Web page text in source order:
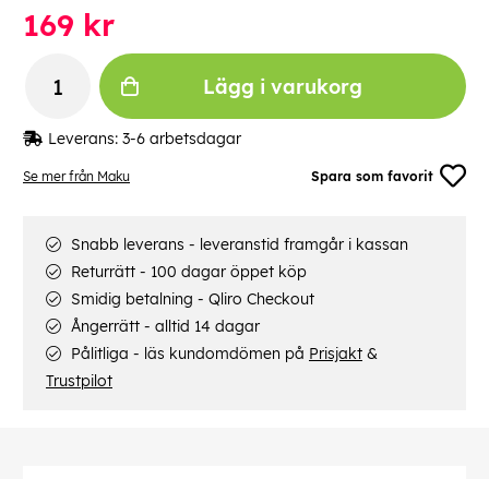
Se mer från Maku Spara som favorit
169 kr
Lägg i varukorg
Leverans: 3-6 arbetsdagar
Snabb leverans - leveranstid framgår i kassan
Returrätt - 100 dagar öppet köp
Smidig betalning - Qliro Checkout
Ångerrätt - alltid 14 dagar
Pålitliga - läs kundomdömen på Prisjakt &
Trustpilot